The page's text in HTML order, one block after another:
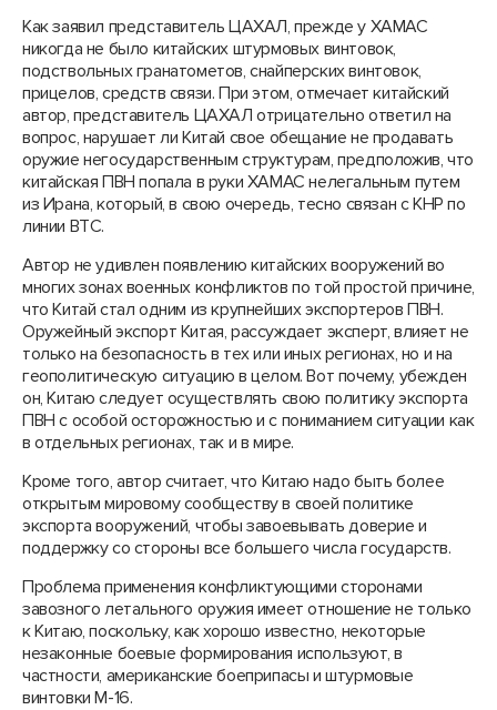
Как заявил представитель ЦАХАЛ, прежде у ХАМАС
никогда не было китайских штурмовых винтовок,
подствольных гранатометов, снайперских винтовок,
прицелов, средств связи. При этом, отмечает китайский
автор, представитель ЦАХАЛ отрицательно ответил на
вопрос, нарушает ли Китай свое обещание не продавать
оружие негосударственным структурам, предположив, что
китайская ПВН попала в руки ХАМАС нелегальным путем
из Ирана, который, в свою очередь, тесно связан с КНР по
линии ВТС.
Автор не удивлен появлению китайских вооружений во
многих зонах военных конфликтов по той простой причине,
что Китай стал одним из крупнейших экспортеров ПВН.
Оружейный экспорт Китая, рассуждает эксперт, влияет не
только на безопасность в тех или иных регионах, но и на
геополитическую ситуацию в целом. Вот почему, убежден
он, Китаю следует осуществлять свою политику экспорта
ПВН с особой осторожностью и с пониманием ситуации как
в отдельных регионах, так и в мире.
Кроме того, автор считает, что Китаю надо быть более
открытым мировому сообществу в своей политике
экспорта вооружений, чтобы завоевывать доверие и
поддержку со стороны все большего числа государств.
Проблема применения конфликтующими сторонами
завозного летального оружия имеет отношение не только
к Китаю, поскольку, как хорошо известно, некоторые
незаконные боевые формирования используют, в
частности, американские боеприпасы и штурмовые
винтовки М-16.